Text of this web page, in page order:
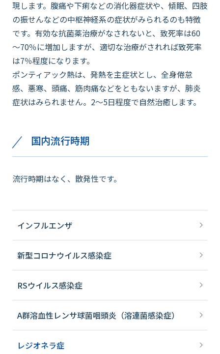
現します。腹痛や下痢などの消化器症状や、傾眠、四肢
の振せんなどの中枢神経系の症状がみられるのも特徴
です。有効な抗菌薬治療がなされないと、致死率は60
～70％に増加しますが、適切な治療がされれば致死率
は7％程度になります。
ポンティアック熱は、発熱を主症状とし、全身倦怠
感、悪寒、頭痛、筋肉痛などをともないますが、肺炎
症状はみられません。2～5日程度で自然治癒します。
国内流行時期
流行時期はなく、散発性です。
インフルエンザ
新型コロナウイルス感染症
RSウイルス感染症
A群溶血性レンサ球菌咽頭炎（溶連菌感染症）
レジオネラ症